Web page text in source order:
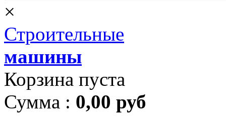
×
Строительные
машины
Корзина пуста
Сумма : 0,00 руб